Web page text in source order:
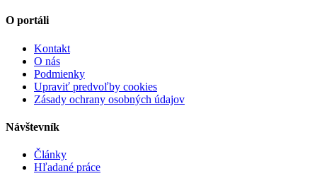
O portáli
Kontakt
O nás
Podmienky
Upraviť predvoľby cookies
Zásady ochrany osobných údajov
Návštevník
Články
Hľadané práce